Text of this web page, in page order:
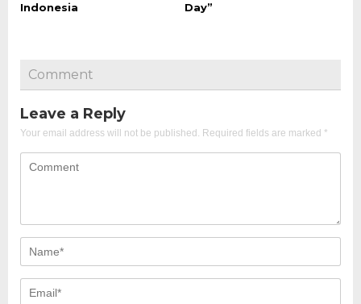
Indonesia
Day”
Comment
Leave a Reply
Your email address will not be published. Required fields are marked *